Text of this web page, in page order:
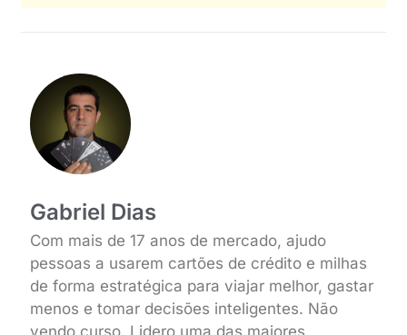
Gabriel Dias
Com mais de 17 anos de mercado, ajudo
pessoas a usarem cartões de crédito e milhas
de forma estratégica para viajar melhor, gastar
menos e tomar decisões inteligentes. Não
vendo curso. Lidero uma das maiores